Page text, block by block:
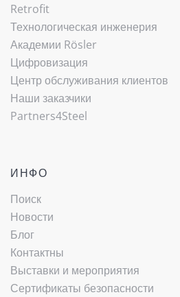
Retrofit
Технологическая инженерия
Академии Rösler
Цифровизация
Центр обслуживания клиентов
Наши заказчики
Partners4Steel
ИНФО
Поиск
Новости
Блог
Контактны
Выставки и мероприятия
Сертификаты безопасности